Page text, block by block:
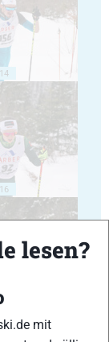
14
16
lesen?
mit